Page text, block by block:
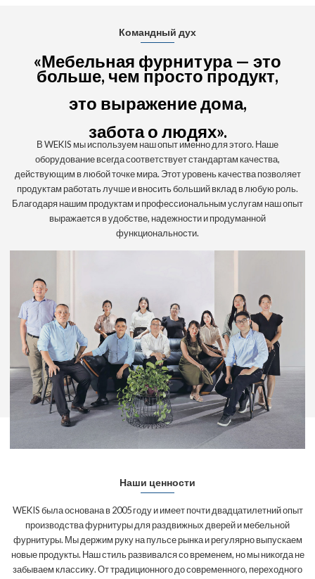
Командный дух
«Мебельная фурнитура — это
больше, чем просто продукт,
это выражение дома,
забота о людях».
В WEKIS мы используем наш опыт именно для этого. Наше
оборудование всегда соответствует стандартам качества,
действующим в любой точке мира. Этот уровень качества позволяет
продуктам работать лучше и вносить больший вклад в любую роль.
Благодаря нашим продуктам и профессиональным услугам наш опыт
выражается в удобстве, надежности и продуманной
функциональности.
Наши ценности
WEKIS была основана в 2005 году и имеет почти двадцатилетний опыт
производства фурнитуры для раздвижных дверей и мебельной
фурнитуры. Мы держим руку на пульсе рынка и регулярно выпускаем
новые продукты. Наш стиль развивался со временем, но мы никогда не
забываем классику. От традиционного до современного, переходного